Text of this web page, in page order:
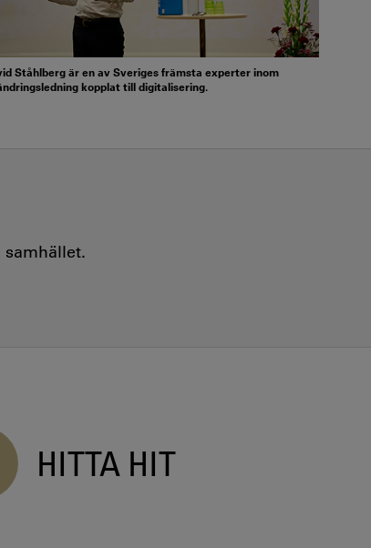
Ståhlberg är en av Sveriges främsta experter inom
kopplat till digitalisering.
HITTA HIT